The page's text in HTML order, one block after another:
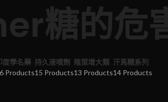
糖的危
度學名藥
Products
持久液噴劑
15 Products
陰莖增大類
13 Products
汗馬糖系列
14 Products